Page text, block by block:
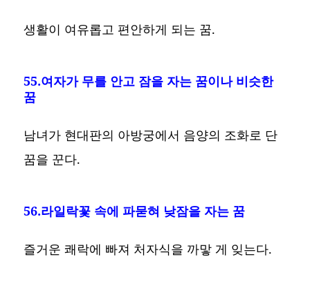
생활이 여유롭고 편안하게 되는 꿈.
55.여자가 무를 안고 잠을 자는 꿈이나 비슷한
꿈
남녀가 현대판의 아방궁에서 음양의 조화로 단
꿈을 꾼다.
56.라일락꽃 속에 파묻혀 낮잠을 자는 꿈
즐거운 쾌락에 빠져 처자식을 까맣 게 잊는다.